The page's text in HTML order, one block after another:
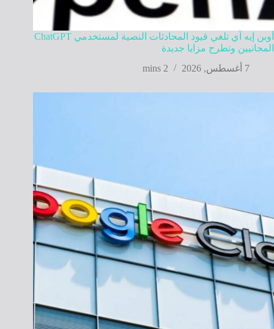
أوبن إيه آي تلغي قيود المحادثات النصية لمستخدمي ChatGPT
المجانيين وتطرح مزايا جديدة
7 أغسطس, 2026
2 mins